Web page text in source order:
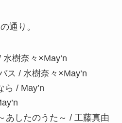
通り。
樹奈々×May’n
ス / 水樹奈々×May’n
ら / May’n
あしたのうた～ / 工藤真由